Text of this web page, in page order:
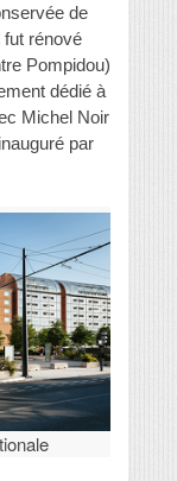
de
fut rénové
Pompidou)
dédié à
Michel Noir
par